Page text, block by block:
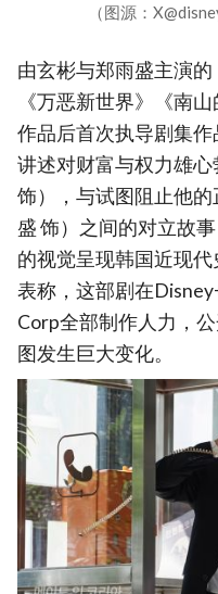
（图源：
由玄彬与郑雨盛主演
《万恶新世界》《南
作品后首次执导剧集作
讲述对财富与权力雄
饰），与试图阻止他
盛 饰）之间的对立故
的视觉呈现韩国近现
表称，这部剧在
Corp全部制作人力，
图发生巨大变化。